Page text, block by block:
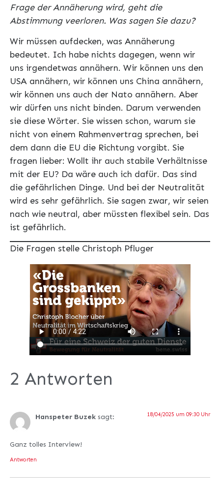
Frage der Annäherung wird, geht die
Abstimmung veerloren. Was sagen Sie dazu?
Wir müssen aufdecken, was Annäherung
bedeutet. Ich habe nichts dagegen, wenn wir
uns irgendetwas annähern. Wir können uns den
USA annähern, wir können uns China annähern,
wir können uns auch der Nato annähern. Aber
wir dürfen uns nicht binden. Darum verwenden
sie diese Wörter. Sie wissen schon, warum sie
nicht von einem Rahmenvertrag sprechen, bei
dem dann die EU die Richtung vorgibt. Sie
fragen lieber: Wollt ihr auch stabile Verhältnisse
mit der EU? Da wäre auch ich dafür. Das sind
die gefährlichen Dinge. Und bei der Neutralität
wird es sehr gefährlich. Sie sagen zwar, wir seien
nach wie neutral, aber müssten flexibel sein. Das
ist gefährlich.
Die Fragen stelle Christoph Pfluger
2 Antworten
Hanspeter Buzek sagt: 18/04/2025 um 09:30 Uhr
Ganz tolles Interview!
Antworten